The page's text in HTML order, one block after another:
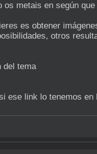
os metais en según
es obtener
otros
del tema
ese link lo tenemos